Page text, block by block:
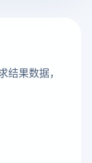
果数据，